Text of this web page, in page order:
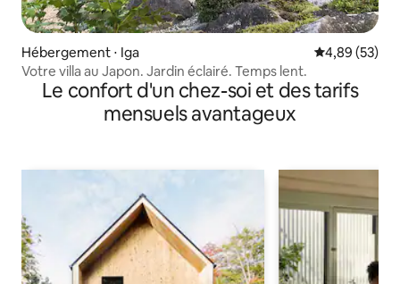
Hébergement ⋅ Iga Évaluation
4,89 (53)
Votre villa au Japon. Jardin éclairé. Temps lent.
Le confort d'un chez-soi et des tarifs
mensuels avantageux